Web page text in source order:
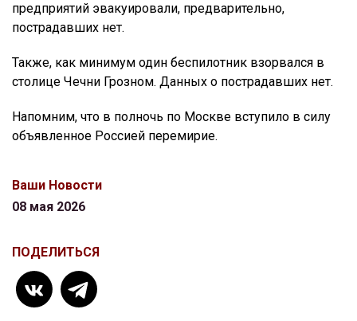
предприятий эвакуировали, предварительно,
пострадавших нет.
Также, как минимум один беспилотник взорвался в
столице Чечни Грозном. Данных о пострадавших нет.
Напомним, что в полночь по Москве вступило в силу
объявленное Россией перемирие.
Ваши Новости
08 мая 2026
ПОДЕЛИТЬСЯ